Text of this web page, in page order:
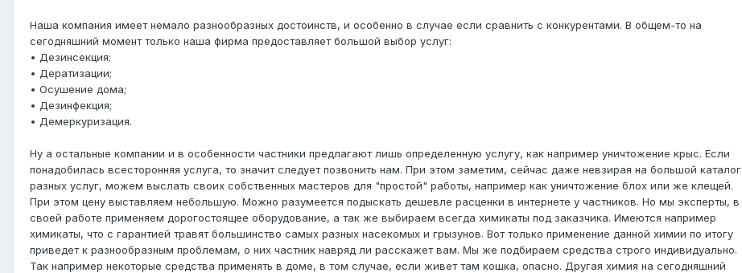
Наша компания имеет немало разнообразных достоинств, и особенно в случае если сравнить с конкурентами. В общем-то на
сегодняшний момент только наша фирма предоставляет большой выбор услуг:
• Дезинсекция;
• Дератизации;
• Осушение дома;
• Дезинфекция;
• Демеркуризация.
Ну а остальные компании и в особенности частники предлагают лишь определенную услугу, как например уничтожение крыс. Если
понадобилась всесторонняя услуга, то значит следует позвонить нам. При этом заметим, сейчас даже невзирая на большой каталог
разных услуг, можем выслать своих собственных мастеров для "простой" работы, например как уничтожение блох или же клещей.
При этом цену выставляем небольшую. Можно разумеется подыскать дешевле расценки в интернете у частников. Но мы эксперты, в
своей работе применяем дорогостоящее оборудование, а так же выбираем всегда химикаты под заказчика. Имеются например
химикаты, что с гарантией травят большинство самых разных насекомых и грызунов. Вот только применение данной химии по итогу
приведет к разнообразным проблемам, о них частник навряд ли расскажет вам. Мы же подбираем средства строго индивидуально.
Так например некоторые средства применять в доме, в том случае, если живет там кошка, опасно. Другая химия на сегодняшний